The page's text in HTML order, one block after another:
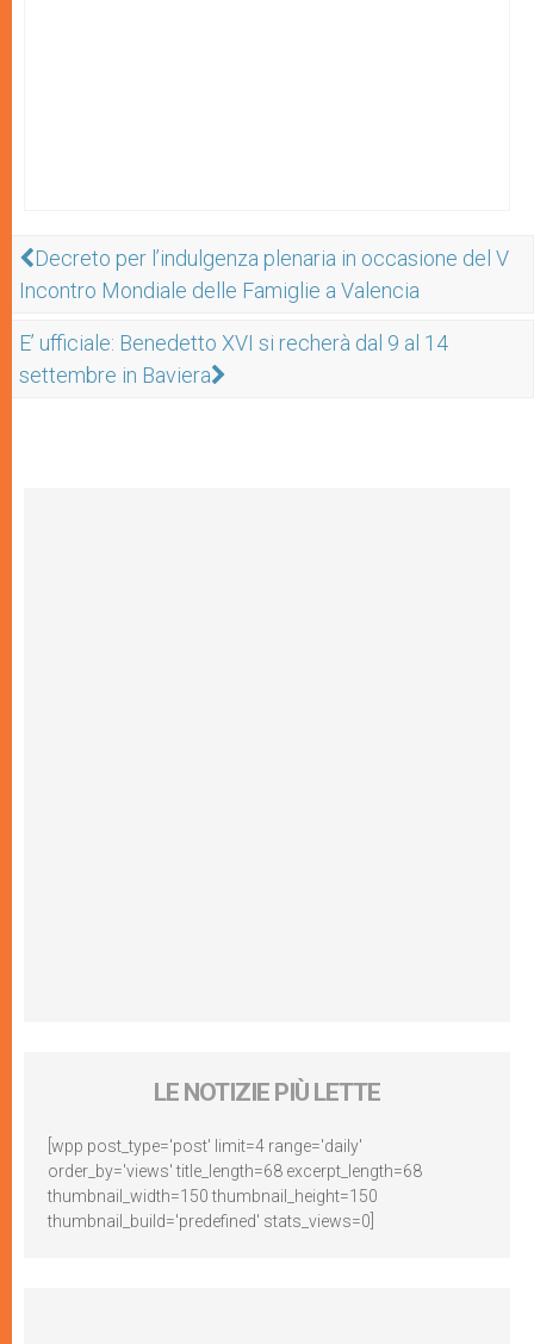
Decreto per l’indulgenza plenaria in occasione del V
Incontro Mondiale delle Famiglie a Valencia
E’ ufficiale: Benedetto XVI si recherà dal 9 al 14
settembre in Baviera
LE NOTIZIE PIÙ LETTE
[wpp post_type='post' limit=4 range='daily'
order_by='views' title_length=68 excerpt_length=68
thumbnail_width=150 thumbnail_height=150
thumbnail_build='predefined' stats_views=0]